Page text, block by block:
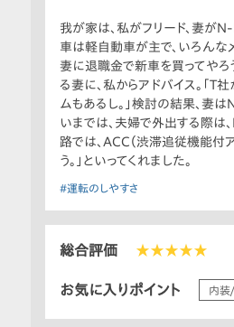
我が家は、私がフリード、妻が
車は軽自動車が主で、いろんな
妻に退職金で新車を買ってやろ
る妻に、私からアドバイス。「
ムもあるし。」検討の結果、妻
いまでは、夫婦で外出する際
路では、ACC（渋滞追従機能付
う。」といってくれました。
#運転のしやすさ
総合評価 ★★★★★
お気に入りポイント 内装